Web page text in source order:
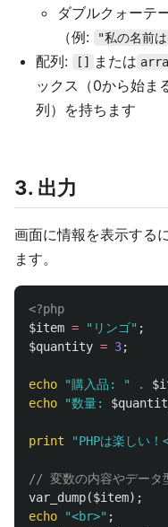
ダブルクォーテ
（例:
"私の名前
配列:
[] または
ックス（0から始ま
列）を持ちます
3. 出力
画面に情報を表示する
ます。
<?php
$item = "リンゴ" ;
$quantity = 3;
echo "購入品: " .
echo
"数量:
print "PHPは楽しい
// 変数の内容やデータ
var_dump($item);
echo
"<br>" ;